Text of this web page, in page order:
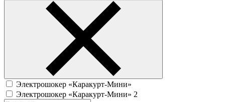
Электрошокер «Каракурт-Мини»
Электрошокер «Каракурт-Мини» 2